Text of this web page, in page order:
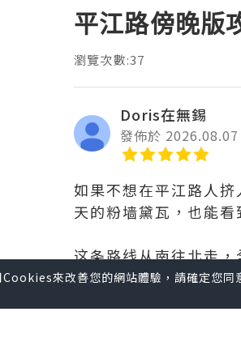
平江路傍晚版
瀏覽次數:37
Doris在無錫
發佈於 2026.08.07
如果不想在平江路人
天的粉墙黛瓦，也能
这条路线从南往北走，
來改善您的網站體驗，請確定您同